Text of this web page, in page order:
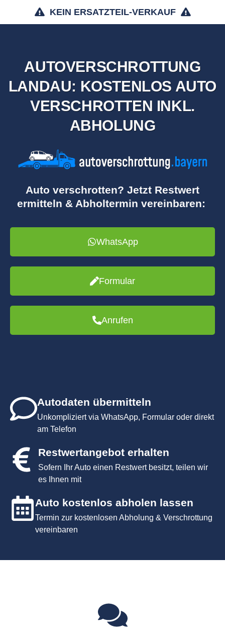
KEIN ERSATZTEIL-VERKAUF
AUTOVERSCHROTTUNG
LANDAU: KOSTENLOS AUTO
VERSCHROTTEN INKL.
ABHOLUNG
Auto verschrotten? Jetzt Restwert
ermitteln & Abholtermin vereinbaren:
WhatsApp
Formular
Anrufen
Autodaten übermitteln
Unkompliziert via WhatsApp, Formular oder direkt
am Telefon
Restwertangebot erhalten
Sofern Ihr Auto einen Restwert besitzt, teilen wir
es Ihnen mit
Auto kostenlos abholen lassen
Termin zur kostenlosen Abholung & Verschrottung
vereinbaren